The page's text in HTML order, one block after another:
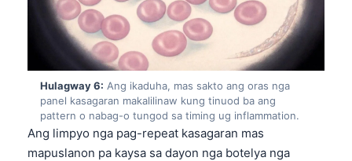
Hulagway 6: Ang ikaduha, mas sakto ang oras nga
panel kasagaran makalilinaw kung tinuod ba ang
pattern o nabag-o tungod sa timing ug inflammation.
Ang limpyo nga pag-repeat kasagaran mas
mapuslanon pa kaysa sa dayon nga botelya nga
ગુજરાતી
ಕನ್ನಡ
മലയാളം
Bahasa Melayu
Tiếng Việt
Tagalog